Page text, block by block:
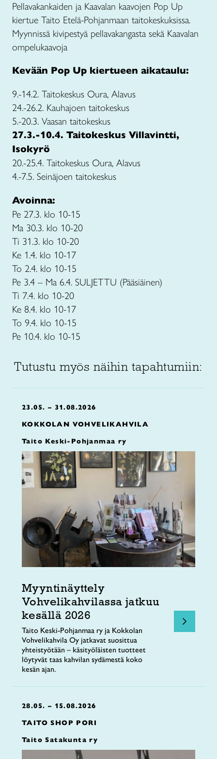
Pellavakankaiden ja Kaavalan kaavojen Pop Up
kiertue Taito Etelä-Pohjanmaan taitokeskuksissa.
Myynnissä kivipestyä pellavakangasta sekä Kaavalan
ompelukaavoja
Kevään Pop Up kiertueen aikataulu:
9.-14.2. Taitokeskus Oura, Alavus
24.-26.2. Kauhajoen taitokeskus
5.-20.3. Vaasan taitokeskus
27.3.-10.4. Taitokeskus Villavintti,
Isokyrö
20.-25.4. Taitokeskus Oura, Alavus
4.-7.5. Seinäjoen taitokeskus
Avoinna:
Pe 27.3. klo 10-15
Ma 30.3. klo 10-20
Ti 31.3. klo 10-20
Ke 1.4. klo 10-17
To 2.4. klo 10-15
Pe 3.4 – Ma 6.4. SULJETTU (Pääsiäinen)
Ti 7.4. klo 10-20
Ke 8.4. klo 10-17
To 9.4. klo 10-15
Pe 10.4. klo 10-15
Tutustu myös näihin tapahtumiin:
23.05. – 31.08.2026
KOKKOLAN VOHVELIKAHVILA
Taito Keski-Pohjanmaa ry
Myyntinäyttely
Vohvelikahvilassa jatkuu
kesällä 2026
Taito Keski-Pohjanmaa ry ja Kokkolan
Vohvelikahvila Oy jatkavat suosittua
yhteistyötään – käsityöläisten tuotteet
löytyvät taas kahvilan sydämestä koko
kesän ajan.
28.05. – 15.08.2026
TAITO SHOP PORI
Taito Satakunta ry